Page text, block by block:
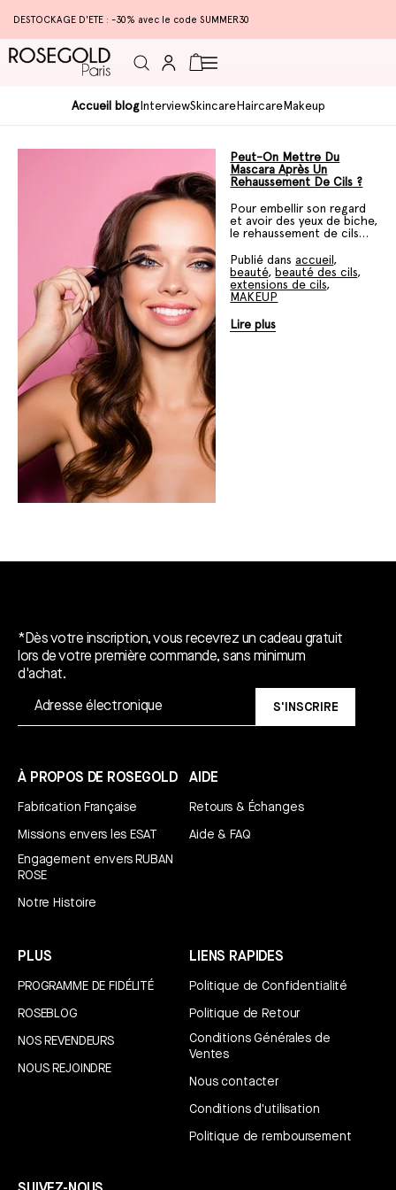
DESTOCKAGE D'ETE : -30% avec le code SUMMER30
ConnexionPanier
Accueil blogInterviewSkincareHaircareMakeup
Peut-On Mettre Du
Mascara Après Un
Rehaussement De Cils ?
Pour embellir son regard
et avoir des yeux de biche,
le rehaussement de cils
adeptes ! Cette
technique chimique
allonge les cils pour une
allure glamour mais
à se maquiller ? Si vous
vous posez la question,
Publié dansaccueil ,
beauté, beauté des cils,
extensions de cils,
MAKEUP
Lire plus
*Dès votre inscription, vous recevrez un cadeau gratuit
lors de votre première commande, sans minimum
d'achat.
S'INSCRIRE
À PROPOS DE ROSEGOLD
Fabrication Française
Missions envers les ESAT
Engagement envers RUBAN
ROSE
Notre Histoire
AIDE
Retours & Échanges
Aide & FAQ
PLUS
PROGRAMME DE FIDÉLITÉ
ROSEBLOG
NOS REVENDEURS
NOUS REJOINDRE
LIENS RAPIDES
Politique de Confidentialité
Politique de Retour
Conditions Générales de
Ventes
Nous contacter
Conditions d'utilisation
Politique de remboursement